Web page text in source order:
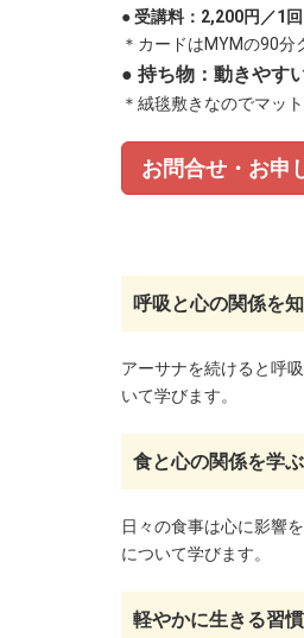
● 受講料：2,200円／1
＊カードはMYMの90分
● 持ち物：動きやす
＊絨毯敷きなのでマッ
お問合せ・お申
呼吸と心の関係を
アーサナを続けると呼
いて学びます。
食と心の関係を学
日々の食事は心に影響
について学びます。
軽やかに生きる習